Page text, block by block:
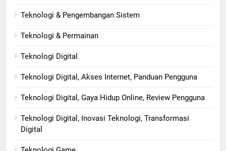
Teknologi & Pengembangan Sistem
Teknologi & Permainan
Teknologi Digital
Teknologi Digital, Akses Internet, Panduan Pengguna
Teknologi Digital, Gaya Hidup Online, Review Pengguna
Teknologi Digital, Inovasi Teknologi, Transformasi
Digital